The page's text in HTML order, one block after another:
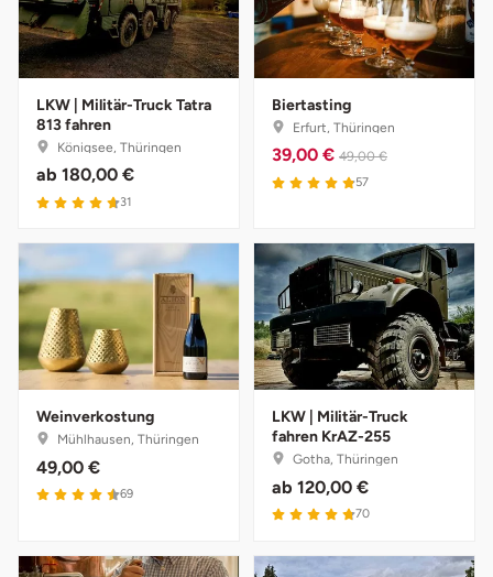
LKW | Militär-Truck Tatra
813 fahren
Königsee, Thüringen
ab 180,00 €
31
Biertasting
Erfurt, Thüringen
39,00 € 49,00 €
57
Weinverkostung
Mühlhausen, Thüringen
49,00 €
69
LKW | Militär-Truck
fahren KrAZ-255
Gotha, Thüringen
ab 120,00 €
70
Potsdam
Potsdam-Mittelmark
Prignitz
Rendsburg Eckernförde
Rheine
Rodgau
Rostock
Rottweil
Rügen